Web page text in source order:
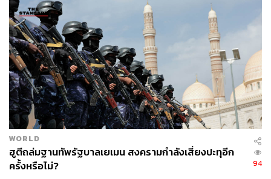
WORLD
ฮูตีถล่มฐานทัพรัฐบาลเยเมน สงครามกำลังเสี่ยงปะทุอีก
ครั้งหรือไม่?
94